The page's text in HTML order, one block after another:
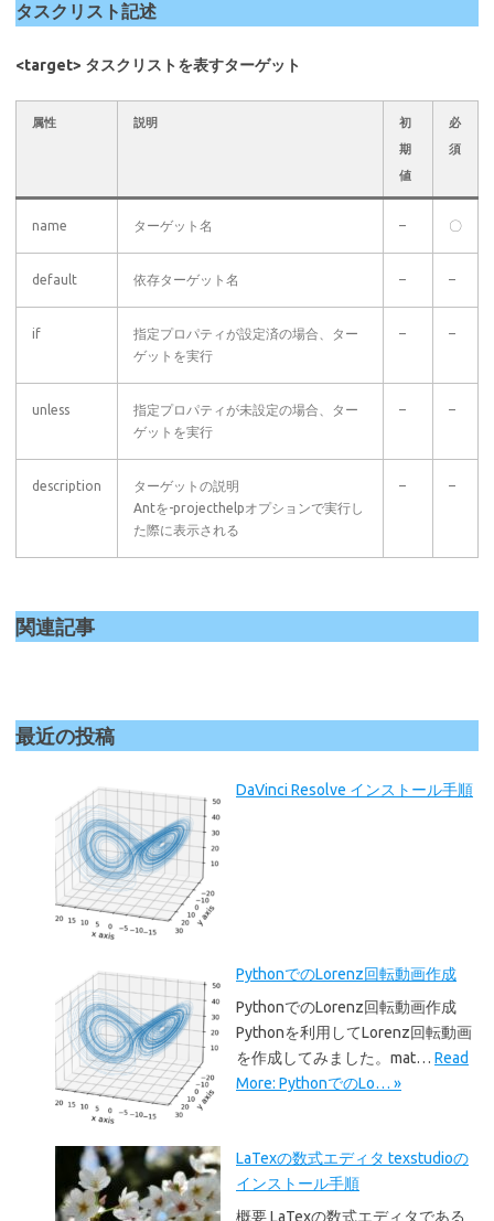
タスクリスト記述
<target> タスクリストを表すターゲット
属性 説明
初
期
値
必
須
name ターゲット名 – 〇
default 依存ターゲット名 – –
if
指定プロパティが設定済の場合、ター
ゲットを実行
– –
unless
指定プロパティが未設定の場合、ター
ゲットを実行
– –
description
ターゲットの説明
Antを-projecthelpオプションで実行し
た際に表示される
– –
関連記事
最近の投稿
DaVinci Resolve インストール手順
PythonでのLorenz回転動画作成
PythonでのLorenz回転動画作成
Pythonを利用してLorenz回転動画
を作成してみました。mat… Read
More: PythonでのLo… »
LaTexの数式エディタ texstudioの
インストール手順
概要 LaTexの数式エディタである